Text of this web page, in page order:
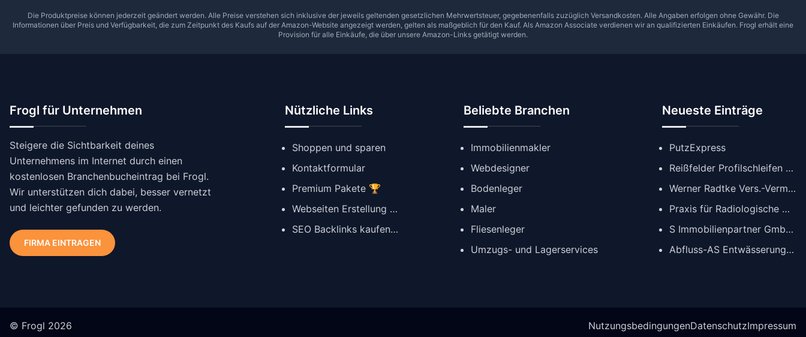
Die Produktpreise können jederzeit geändert werden. Alle Preise verstehen sich inklusive der jeweils geltenden gesetzlichen Mehrwertsteuer, gegebenenfalls zuzüglich Versandkosten. Alle Angaben erfolgen ohne Gewähr. Die
Informationen über Preis und Verfügbarkeit, die zum Zeitpunkt des Kaufs auf der Amazon-Website angezeigt werden, gelten als maßgeblich für den Kauf. Als Amazon Associate verdienen wir an qualifizierten Einkäufen. Frogl erhält eine
Provision für alle Einkäufe, die über unsere Amazon-Links getätigt werden.
Frogl für Unternehmen
Steigere die Sichtbarkeit deines
Unternehmens im Internet durch einen
kostenlosen Branchenbucheintrag bei Frogl.
Wir unterstützen dich dabei, besser vernetzt
und leichter gefunden zu werden.
FIRMA EINTRAGEN
Nützliche Links
Shoppen und sparen
Kontaktformular
Premium Pakete 🏆
Webseiten Erstellung ✨
SEO Backlinks kaufen 🔗
Beliebte Branchen
Immobilienmakler
Webdesigner
Bodenleger
Maler
Fliesenleger
Umzugs- und Lagerservices
Neueste Einträge
PutzExpress
Reißfelder Profilschleifen GmbH
Werner Radtke Vers.-Verm. GmbH
Praxis für Radiologische Diagnostik
S Immobilienpartner GmbH | Immobilienmakler Köln
Abfluss-AS Entwässerungstechnik GmbH
© Frogl 2026 NutzungsbedingungenDatenschutzImpressum